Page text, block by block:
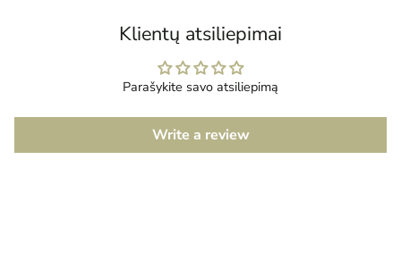
Klientų atsiliepimai
Parašykite savo atsiliepimą
Write a review